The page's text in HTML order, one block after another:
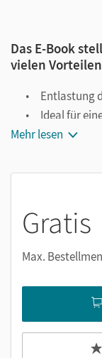
Das E-Book
vielen
Entlastung
Ideal für
Notiz- und
Notizen
Suchen im
Zoomen
Mehr lesen
Gratis
Max.